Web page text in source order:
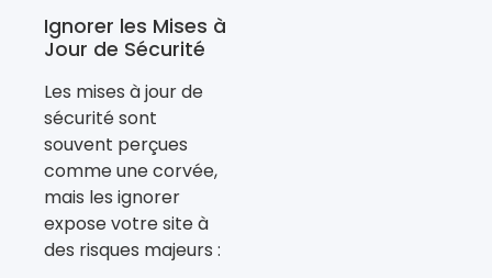
Ignorer les Mises à
Jour de Sécurité
Les mises à jour de
sécurité sont
souvent perçues
comme une corvée,
mais les ignorer
expose votre site à
des risques majeurs :